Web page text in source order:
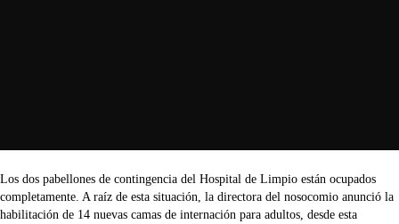
Los dos pabellones de contingencia del Hospital de Limpio están ocupados
completamente. A raíz de esta situación, la directora del nosocomio anunció la
habilitación de 14 nuevas camas de internación para adultos, desde esta